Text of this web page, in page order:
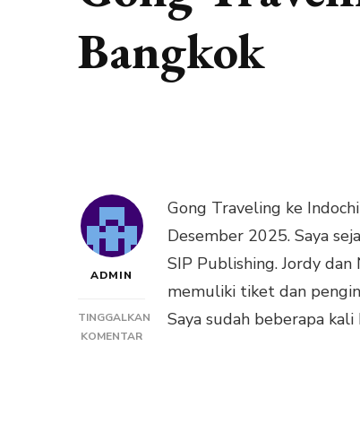
Bangkok
ADMIN
TINGGALKAN
KOMENTARPADA
Gong Traveling ke
Desember 2025. Saya
SIP Publishing. Jordy
memuliki tiket dan
Saya sudah beberapa